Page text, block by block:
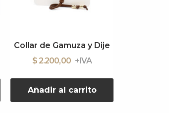
Collar de Gamuza y Dije
$ 2.200,00
Añadir al carrito